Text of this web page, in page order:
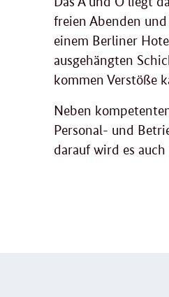
freien Abenden
einem Berliner
ausgehängten
kommen Verstöße
Neben
Personal- und
darauf wird es